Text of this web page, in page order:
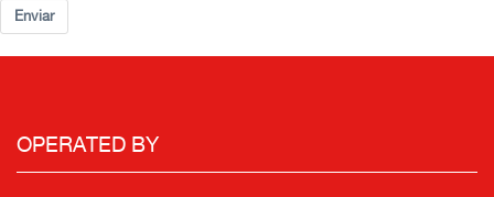
Enviar
OPERATED BY